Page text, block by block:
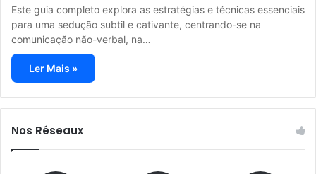
Este guia completo explora as estratégias e técnicas essenciais
para uma sedução subtil e cativante, centrando-se na
comunicação não-verbal, na…
Ler Mais »
Nos Réseaux